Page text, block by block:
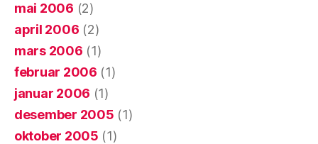
mai 2006 (2)
april 2006 (2)
mars 2006 (1)
februar 2006 (1)
januar 2006 (1)
desember 2005 (1)
oktober 2005 (1)